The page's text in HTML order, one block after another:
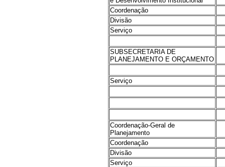
Coordenação
Divisão
Serviço
SUBSECRETARIA DE
PLANEJAMENTO E ORÇAMENTO
Serviço
Coordenação-Geral de
Planejamento
Coordenação
Divisão
Serviço